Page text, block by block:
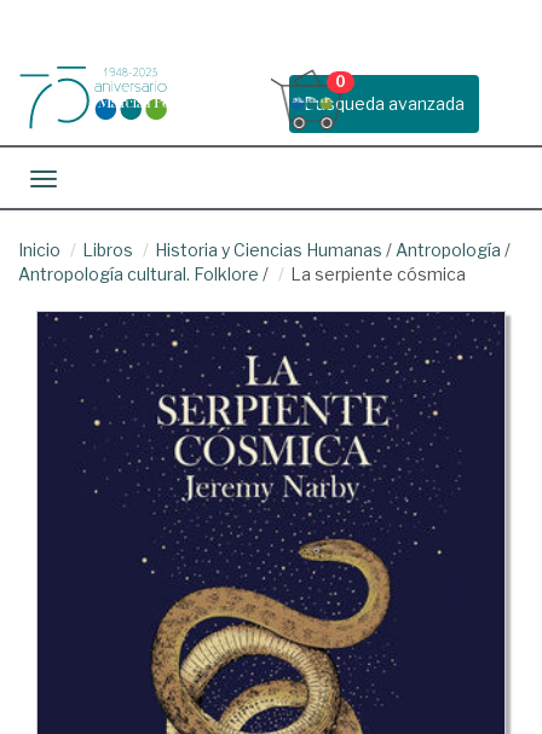
Busqueda avanzada
0
Toggle navigation
Inicio Libros Historia y Ciencias Humanas / Antropología /
Antropología cultural. Folklore / La serpiente cósmica